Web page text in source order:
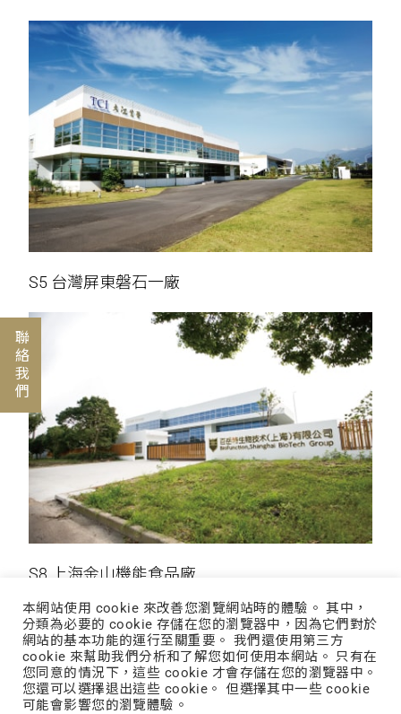
聯絡我們
S5 台灣屏東磐石一廠
S8 上海金山機能食品廠
本網站使用 cookie 來改善您瀏覽網站時的體驗。 其中，
分類為必要的 cookie 存儲在您的瀏覽器中，因為它們對於
網站的基本功能的運行至關重要。 我們還使用第三方
cookie 來幫助我們分析和了解您如何使用本網站。 只有在
您同意的情況下，這些 cookie 才會存儲在您的瀏覽器中。
您還可以選擇退出這些 cookie。 但選擇其中一些 cookie
可能會影響您的瀏覽體驗。